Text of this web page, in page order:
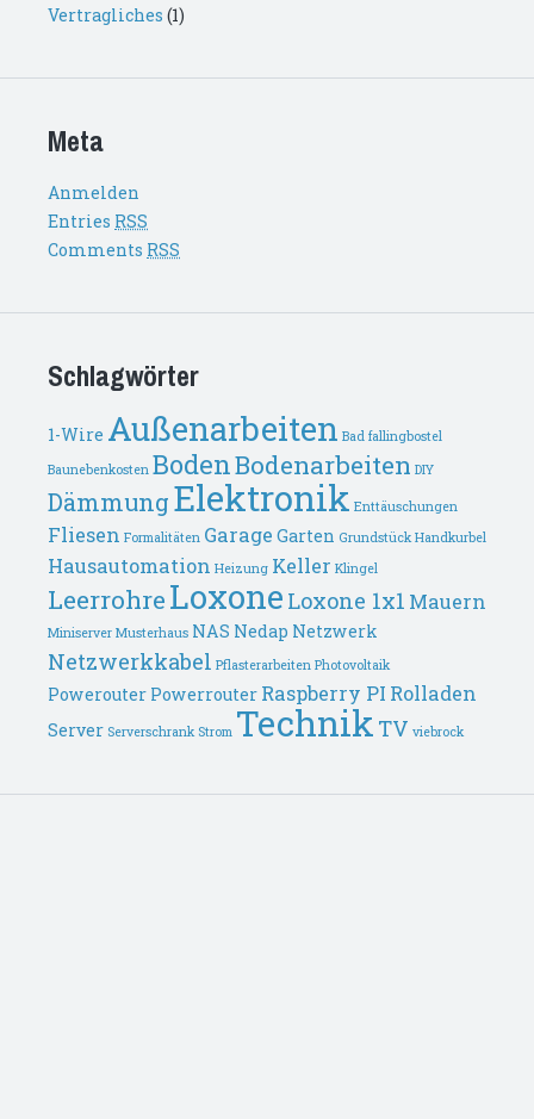
Vertragliches (1)
Meta
Anmelden
Entries RSS
Comments RSS
Schlagwörter
1-Wire Außenarbeiten Bad fallingbostel
Baunebenkosten BodenBodenarbeiten DIY
DämmungElektronik Enttäuschungen
Fliesen Formalitäten Garage Garten Grundstück Handkurbel
Hausautomation Heizung Keller Klingel
LeerrohreLoxone Loxone 1x1 Mauern
Miniserver Musterhaus NAS Nedap Netzwerk
Netzwerkkabel Pflasterarbeiten Photovoltaik
Powerouter Powerrouter Raspberry PI Rolladen
Server Serverschrank Strom Technik TV viebrock